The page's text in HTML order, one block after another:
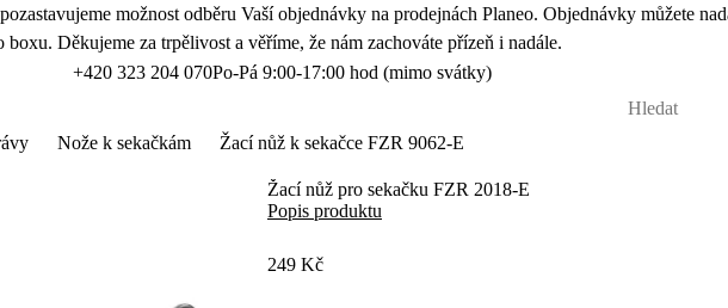
možnost odběru Vaší objednávky na prodejnách Planeo. Objednávky můžete
boxu. Děkujeme za trpělivost a věříme, že nám zachováte přízeň i nadále.
+420 323 204 070Po-Pá 9:00-17:00 hod (mimo svátky)
Nože k sekačkám
Žací nůž k sekačce FZR 9062-E
Žací nůž pro sekačku FZR 2018-E
Popis produktu
249 Kč